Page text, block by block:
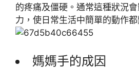
的疼痛及僵硬。通常這種狀況
力，使日常生活中簡單的動作都
媽媽手的成因